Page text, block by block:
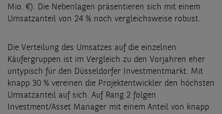
Mio. €). Die Nebenlagen präsentieren sich mit einem
Umsatzanteil von 24 % noch vergleichsweise robust.
Die Verteilung des Umsatzes auf die einzelnen
Käufergruppen ist im Vergleich zu den Vorjahren eher
untypisch für den Düsseldorfer Investmentmarkt. Mit
knapp 30 % vereinen die Projektentwickler den höchsten
Umsatzanteil auf sich. Auf Rang 2 folgen
Investment/Asset Manager mit einem Anteil von knapp